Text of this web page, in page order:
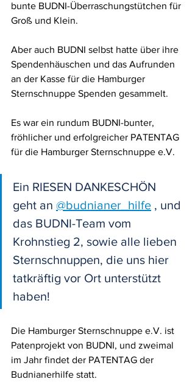
bunte BUDNI-Überraschungstütchen für
Groß und Klein.
Aber auch BUDNI selbst hatte über ihre
Spendenhäuschen und das Aufrunden
an der Kasse für die Hamburger
Sternschnuppe Spenden gesammelt.
Es war ein rundum BUDNI-bunter,
fröhlicher und erfolgreicher PATENTAG
für die Hamburger Sternschnuppe e.V.
Ein RIESEN DANKESCHÖN
geht an @budnianer_hilfe , und
das BUDNI-Team vom
Krohnstieg 2, sowie alle lieben
Sternschnuppen, die uns hier
tatkräftig vor Ort unterstützt
haben!
Die Hamburger Sternschnuppe e.V. ist
Patenprojekt von BUDNI, und zweimal
im Jahr findet der PATENTAG der
Budnianerhilfe statt.